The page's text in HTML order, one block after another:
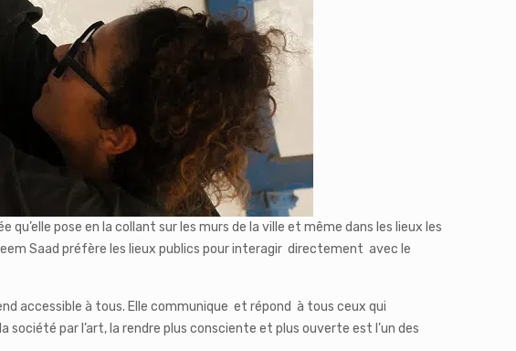
qu’elle pose en la collant sur les murs de la ville et même dans les lieux les
Saad préfère les lieux publics pour interagir directement avec le
accessible à tous. Elle communique et répond à tous ceux qui
par l’art, la rendre plus consciente et plus ouverte est l’un des